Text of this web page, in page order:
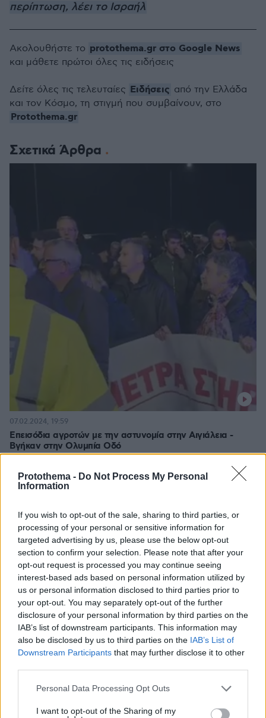
Protothema - Do Not Process My Personal
Information
If you wish to opt-out of the sale, sharing to third parties, or
processing of your personal or sensitive information for
targeted advertising by us, please use the below opt-out
section to confirm your selection. Please note that after your
opt-out request is processed you may continue seeing
interest-based ads based on personal information utilized by
us or personal information disclosed to third parties prior to
your opt-out. You may separately opt-out of the further
disclosure of your personal information by third parties on the
IAB’s list of downstream participants. This information may
also be disclosed by us to third parties on the IAB’s List of
Downstream Participants that may further disclose it to other
Please note that this website/app uses one or more Google
not limited to your visit or usage behaviour. You may click to
Personal Data Processing Opt Outs
I want to opt-out of the Sharing of my
περίπτωση, λέει το Ισραήλ
Σχετικά Άρθρα
Επεισόδια αγροτών με την αστυνομία στην Αιγιάλεια -
Βγήκαν στην Ολυμπία Οδό
07.02.2024, 19:59
Ακολουθήστε το protothema.gr στο Google News
και μάθετε πρώτοι όλες τις ειδήσεις
Δείτε όλες τις τελευταίες Ειδήσεις από την Ελλάδα
και τον Κόσμο, τη στιγμή που συμβαίνουν, στο
Protothema.gr